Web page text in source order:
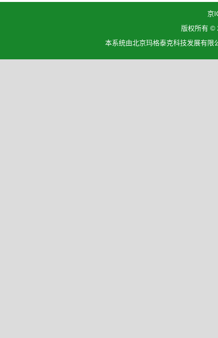
京
版权所有 ©
本系统由北京玛格泰克科技发展有